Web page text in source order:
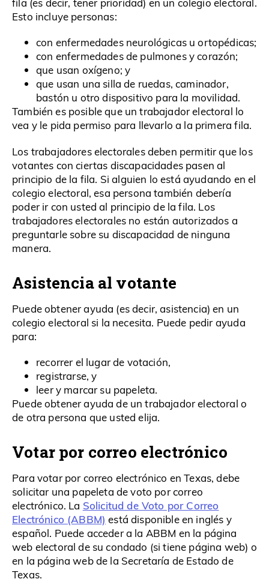
Esto incluye personas:
con enfermedades neurológicas u ortopédicas;
con enfermedades de pulmones y corazón;
que usan oxígeno; y
que usan una silla de ruedas, caminador,
bastón u otro dispositivo para la movilidad.
También es posible que un trabajador electoral lo
vea y le pida permiso para llevarlo a la primera fila.
Los trabajadores electorales deben permitir que los
votantes con ciertas discapacidades pasen al
principio de la fila. Si alguien lo está ayudando en el
colegio electoral, esa persona también debería
poder ir con usted al principio de la fila. Los
trabajadores electorales no están autorizados a
preguntarle sobre su discapacidad de ninguna
manera.
Asistencia al votante
Puede obtener ayuda (es decir, asistencia) en un
colegio electoral si la necesita. Puede pedir ayuda
para:
recorrer el lugar de votación,
registrarse, y
leer y marcar su papeleta.
Puede obtener ayuda de un trabajador electoral o
de otra persona que usted elija.
Votar por correo electrónico
Para votar por correo electrónico en Texas, debe
solicitar una papeleta de voto por correo
electrónico. La Solicitud de Voto por Correo
Electrónico (ABBM) está disponible en inglés y
español. Puede acceder a la ABBM en la página
web electoral de su condado (si tiene página web) o
en la página web de la Secretaría de Estado de
Texas.